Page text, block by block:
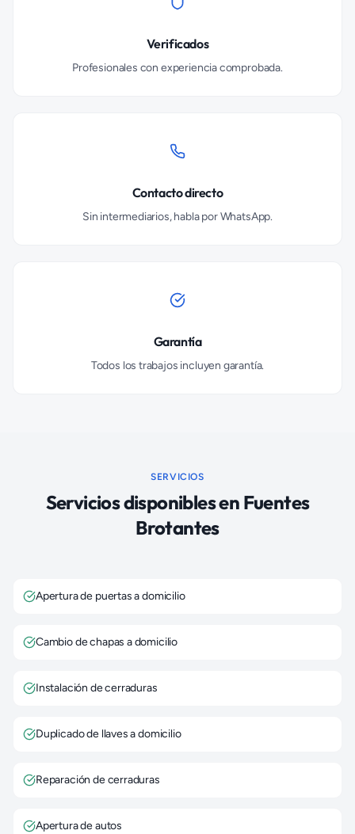
Verificados
Profesionales con experiencia comprobada.
Contacto directo
Sin intermediarios, habla por WhatsApp.
Garantía
Todos los trabajos incluyen garantía.
SERVICIOS
Servicios disponibles en Fuentes
Brotantes
Apertura de puertas a domicilio
Cambio de chapas a domicilio
Instalación de cerraduras
Duplicado de llaves a domicilio
Reparación de cerraduras
Apertura de autos